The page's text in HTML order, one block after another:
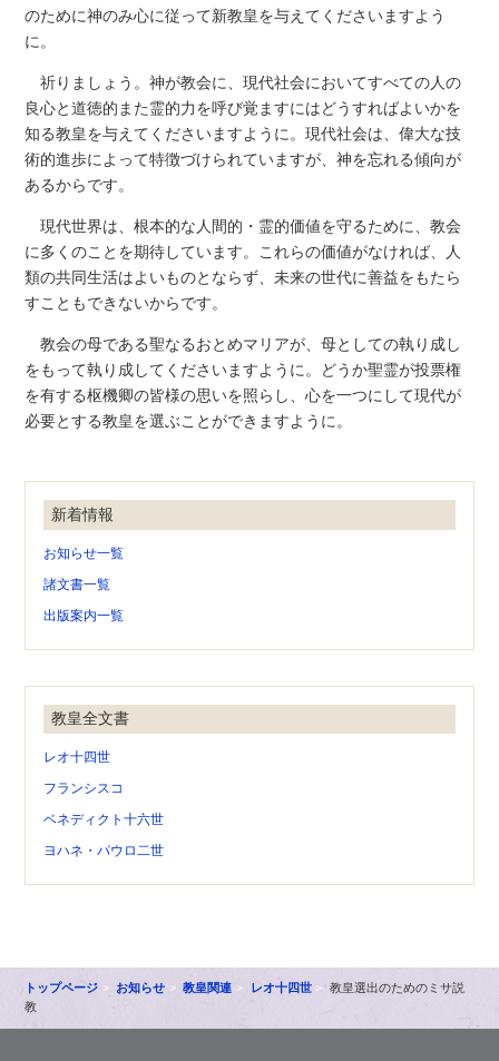
のために神のみ心に従って新教皇を与えてくださいますよう
に。
祈りましょう。神が教会に、現代社会においてすべての人の
良心と道徳的また霊的力を呼び覚ますにはどうすればよいかを
知る教皇を与えてくださいますように。現代社会は、偉大な技
術的進歩によって特徴づけられていますが、神を忘れる傾向が
あるからです。
現代世界は、根本的な人間的・霊的価値を守るために、教会
に多くのことを期待しています。これらの価値がなければ、人
類の共同生活はよいものとならず、未来の世代に善益をもたら
すこともできないからです。
教会の母である聖なるおとめマリアが、母としての執り成し
をもって執り成してくださいますように。どうか聖霊が投票権
を有する枢機卿の皆様の思いを照らし、心を一つにして現代が
必要とする教皇を選ぶことができますように。
新着情報
お知らせ一覧
諸文書一覧
出版案内一覧
教皇全文書
レオ十四世
フランシスコ
ベネディクト十六世
ヨハネ・パウロ二世
トップページ お知らせ 教皇関連 レオ十四世
教皇選出のためのミサ説
教